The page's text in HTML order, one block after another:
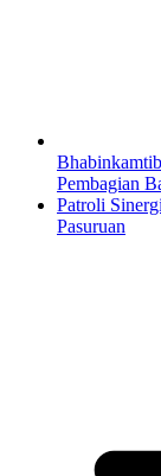
Pembagian
Patroli
Pasuruan